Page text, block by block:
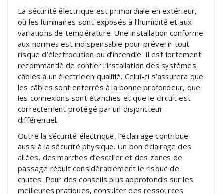
La sécurité électrique est primordiale en extérieur,
où les luminaires sont exposés à l’humidité et aux
variations de température. Une installation conforme
aux normes est indispensable pour prévenir tout
risque d’électrocution ou d’incendie. Il est fortement
recommandé de confier l’installation des systèmes
câblés à un électricien qualifié. Celui-ci s’assurera que
les câbles sont enterrés à la bonne profondeur, que
les connexions sont étanches et que le circuit est
correctement protégé par un disjoncteur
différentiel.
Outre la sécurité électrique, l’éclairage contribue
aussi à la sécurité physique. Un bon éclairage des
allées, des marches d’escalier et des zones de
passage réduit considérablement le risque de
chutes. Pour des conseils plus approfondis sur les
meilleures pratiques, consulter des ressources